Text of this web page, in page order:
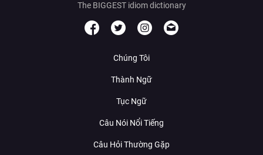
The BIGGEST idiom dictionary
Chúng Tôi
Thành Ngữ
Tục Ngữ
Câu Nói Nổi Tiếng
Câu Hỏi Thường Gặp